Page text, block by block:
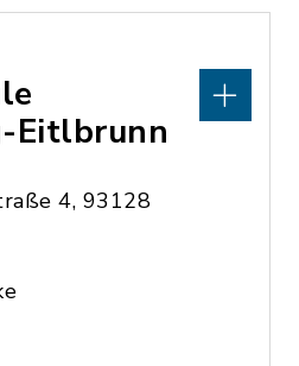
Eitlbrunn
4, 93128